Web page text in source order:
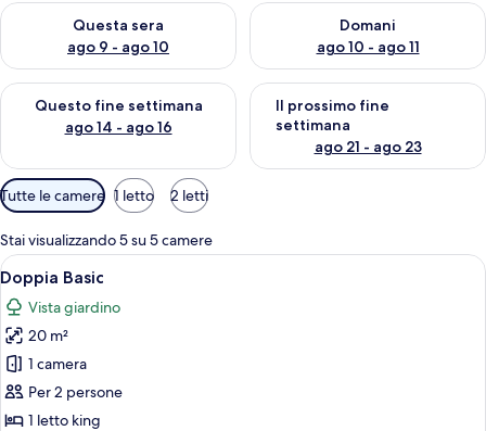
Questa sera
ago 9 - ago 10
Verifica la disponibilità per questa sera, ago 9 - ago 10
Domani
ago 10 - ago 11
Verifica la disponibilità per
Questo fine settimana
ago 14 - ago 16
Verifica la disponibilità per questo fine settimana, ago 14 -
Il prossimo fine
settimana
ago 21 - ago 23
Verifica la disponibilità per il
Filtri
disponibili
per
le
camere
Tutte le camere 1 letto 2 letti
Stai visualizzando 5 su 5 camere
Apri
tutte
le
foto
per
Doppia
Basic
Minibar, culla da viaggio, Wi-Fi
16
Doppia Basic
Vista giardino
20 m²
1 camera
Per 2 persone
1 letto king